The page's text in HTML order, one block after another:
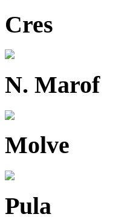
Cres
N. Marof
Molve
Pula